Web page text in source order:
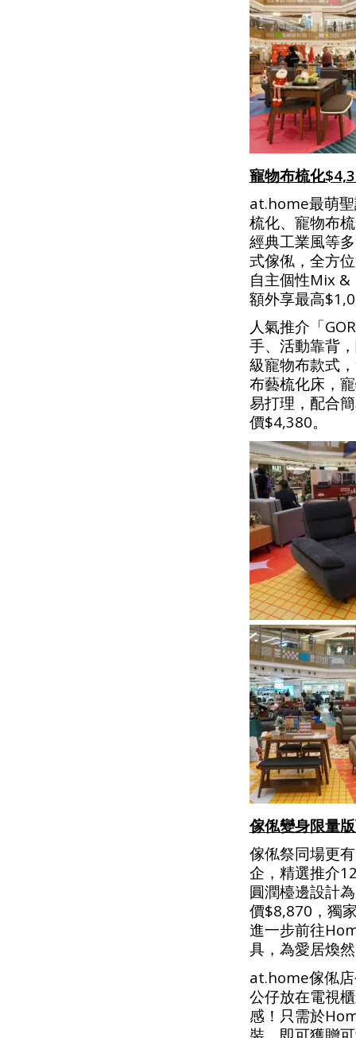
寵物布梳化
at.home最萌
梳化、寵物布
經典工業風等
式傢俬，全方
自主個性Mix &
額外享最高
人氣推介「
手、活動靠背
級寵物布款式
布藝梳化床，
易打理，配合
價$4,380。
傢俬變身限量
傢俬祭同場更
企，精選推介
圓潤檯邊設計
價$8,870，獨
進一步前往
具，為愛居煥
at.home傢俬
公仔放在電視
感！只需於